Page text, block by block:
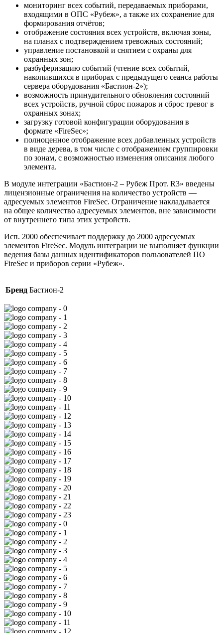
мониторинг всех событий, передаваемых приборами,
входящими в ОПС «Рубеж», а также их сохранение для
формирования отчётов;
отображение состояния всех устройств, включая зоны,
на планах с подтверждением тревожных состояний;
управление постановкой и снятием с охраны для
охранных зон;
разбуферизацию событий (чтение всех событий,
накопившихся в приборах с предыдущего сеанса работы
сервера оборудования «Бастион-2»);
возможность принудительного обновления состояний
всех устройств, ручной сброс пожаров и сброс тревог в
охранных зонах;
загрузку готовой конфигурации оборудования в
формате «FireSec»;
полноценное отображение всех добавленных устройств
в виде дерева, в том числе с отображением группировки
по зонам, с возможностью изменения описания любого
элемента.
В модуле интеграции «Бастион-2 – Рубеж Прот. R3» введены
лицензионные ограничения на количество устройств —
адресуемых элементов FireSec. Ограничение накладывается
на общее количество адресуемых элементов, вне зависимости
от внутреннего типа этих устройств.
Исп. 2000 обеспечивает поддержку до 2000 адресуемых
элементов FireSec. Модуль интеграции не выполняет функции
ведения базы данных идентификаторов пользователей ПО
FireSec и приборов серии «Рубеж».
Бренд Бастион-2